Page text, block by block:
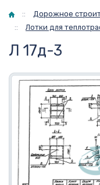
Главная
:: Дорожное
::
Лотки для
Л 17д-3